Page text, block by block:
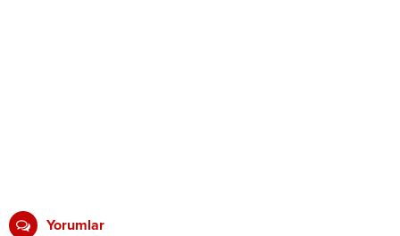
Yorumlar